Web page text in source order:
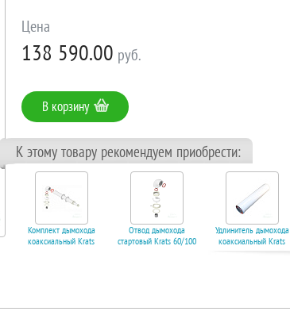
Цена
138 590.00 руб.
В корзину
К этому товару рекомендуем приобрести:
Комплект дымохода
коаксиальный Krats
В корзину
Отвод дымохода
стартовый Krats 60/100
Удлинитель дымохода
коаксиальный Krats
В корзину